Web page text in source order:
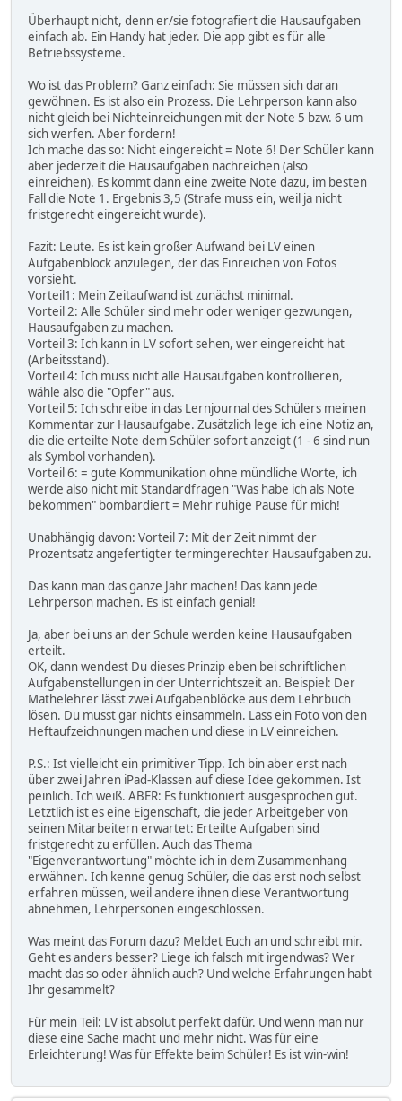
Überhaupt nicht, denn er/sie fotografiert die Hausaufgaben
einfach ab. Ein Handy hat jeder. Die app gibt es für alle
Betriebssysteme.
Wo ist das Problem? Ganz einfach: Sie müssen sich daran
gewöhnen. Es ist also ein Prozess. Die Lehrperson kann also
nicht gleich bei Nichteinreichungen mit der Note 5 bzw. 6 um
sich werfen. Aber fordern!
Ich mache das so: Nicht eingereicht = Note 6! Der Schüler kann
aber jederzeit die Hausaufgaben nachreichen (also
einreichen). Es kommt dann eine zweite Note dazu, im besten
Fall die Note 1. Ergebnis 3,5 (Strafe muss ein, weil ja nicht
fristgerecht eingereicht wurde).
Fazit: Leute. Es ist kein großer Aufwand bei LV einen
Aufgabenblock anzulegen, der das Einreichen von Fotos
vorsieht.
Vorteil1: Mein Zeitaufwand ist zunächst minimal.
Vorteil 2: Alle Schüler sind mehr oder weniger gezwungen,
Hausaufgaben zu machen.
Vorteil 3: Ich kann in LV sofort sehen, wer eingereicht hat
(Arbeitsstand).
Vorteil 4: Ich muss nicht alle Hausaufgaben kontrollieren,
wähle also die "Opfer" aus.
Vorteil 5: Ich schreibe in das Lernjournal des Schülers meinen
Kommentar zur Hausaufgabe. Zusätzlich lege ich eine Notiz an,
die die erteilte Note dem Schüler sofort anzeigt (1 - 6 sind nun
als Symbol vorhanden).
Vorteil 6: = gute Kommunikation ohne mündliche Worte, ich
werde also nicht mit Standardfragen "Was habe ich als Note
bekommen" bombardiert = Mehr ruhige Pause für mich!
Unabhängig davon: Vorteil 7: Mit der Zeit nimmt der
Prozentsatz angefertigter termingerechter Hausaufgaben zu.
Das kann man das ganze Jahr machen! Das kann jede
Lehrperson machen. Es ist einfach genial!
Ja, aber bei uns an der Schule werden keine Hausaufgaben
erteilt.
OK, dann wendest Du dieses Prinzip eben bei schriftlichen
Aufgabenstellungen in der Unterrichtszeit an. Beispiel: Der
Mathelehrer lässt zwei Aufgabenblöcke aus dem Lehrbuch
lösen. Du musst gar nichts einsammeln. Lass ein Foto von den
Heftaufzeichnungen machen und diese in LV einreichen.
P.S.: Ist vielleicht ein primitiver Tipp. Ich bin aber erst nach
über zwei Jahren iPad-Klassen auf diese Idee gekommen. Ist
peinlich. Ich weiß. ABER: Es funktioniert ausgesprochen gut.
Letztlich ist es eine Eigenschaft, die jeder Arbeitgeber von
seinen Mitarbeitern erwartet: Erteilte Aufgaben sind
fristgerecht zu erfüllen. Auch das Thema
"Eigenverantwortung" möchte ich in dem Zusammenhang
erwähnen. Ich kenne genug Schüler, die das erst noch selbst
erfahren müssen, weil andere ihnen diese Verantwortung
abnehmen, Lehrpersonen eingeschlossen.
Was meint das Forum dazu? Meldet Euch an und schreibt mir.
Geht es anders besser? Liege ich falsch mit irgendwas? Wer
macht das so oder ähnlich auch? Und welche Erfahrungen habt
Ihr gesammelt?
Für mein Teil: LV ist absolut perfekt dafür. Und wenn man nur
diese eine Sache macht und mehr nicht. Was für eine
Erleichterung! Was für Effekte beim Schüler! Es ist win-win!